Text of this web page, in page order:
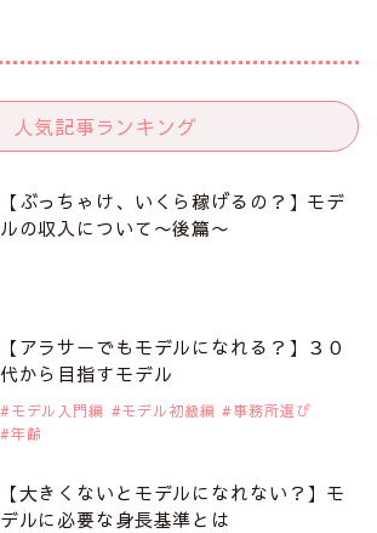
人気記事ランキング
【ぶっちゃけ、いくら稼げるの？】モデ
ルの収入について〜後篇〜
【アラサーでもモデルになれる？】３０
代から目指すモデル
モデル入門編 モデル初級編
事務所選び
年齢
【大きくないとモデルになれない？】モ
デルに必要な身長基準とは